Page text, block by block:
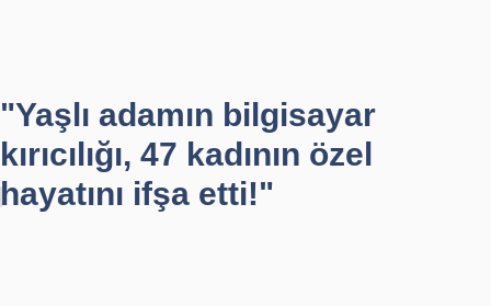
"Yaşlı adamın bilgisayar
kırıcılığı, 47 kadının özel
hayatını ifşa etti!"